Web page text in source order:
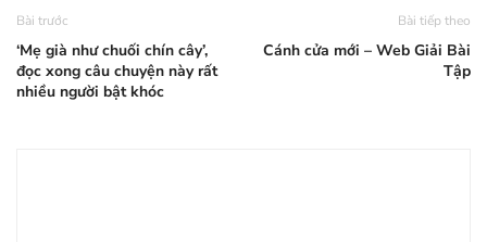
Bài trước
‘Mẹ già như chuối chín cây’,
đọc xong câu chuyện này rất
nhiều người bật khóc
Bài tiếp theo
Cánh cửa mới – Web Giải Bài
Tập